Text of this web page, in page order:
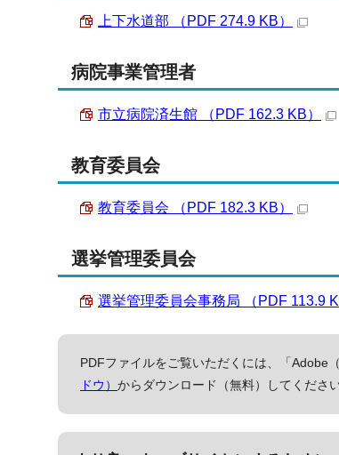
上下水道部 （PDF 274.9 KB）
病院事業管理者
市立病院済生館 （PDF 162.3 KB）
教育委員会
教育委員会 （PDF 182.3 KB）
選挙管理委員会
選挙管理委員会事務局 （PDF 113.9
PDFファイルをご覧いただくには、「Adobe
ドウ） からダウンロード（無料）してください